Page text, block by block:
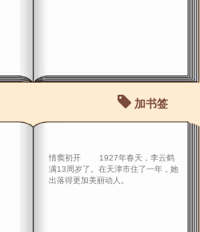
加书签
情窦初开 1927年春天，李云鹤
满13周岁了。在天津市住了一年，她
出落得更加美丽动人。